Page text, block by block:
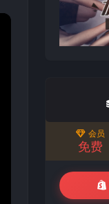
会员
免费